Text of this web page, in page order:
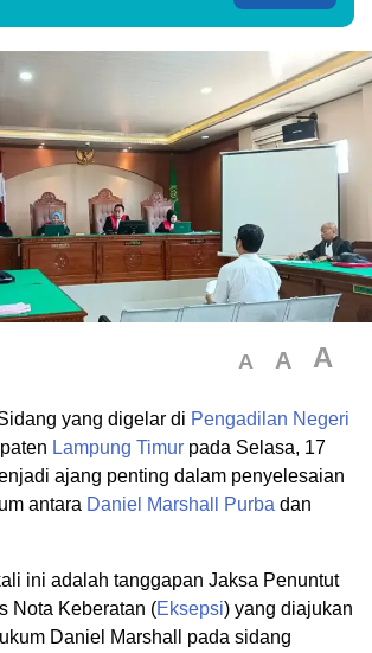
A A A
yang digelar di Pengadilan Negeri
Lampung Timur pada Selasa, 17
ajang penting dalam penyelesaian
antara Daniel Marshall Purba dan
ini adalah tanggapan Jaksa Penuntut
Nota Keberatan (Eksepsi) yang diajukan
Daniel Marshall pada sidang